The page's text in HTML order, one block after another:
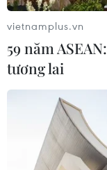
nghẽn" úng
07/08/2026 06:51
Kiểm soát rác
pháp bảo vệ
Minh trong mùa
07/08/2026 04:47
vietnamplus.vn
59 năm
tương lai